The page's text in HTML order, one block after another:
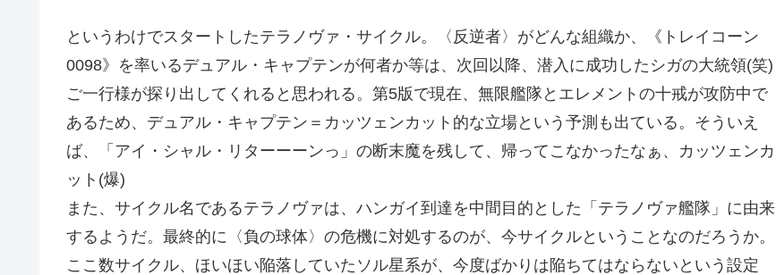
というわけでスタートしたテラノヴァ・サイクル。〈反逆者〉がどんな組織か、《トレイコーン
0098》を率いるデュアル・キャプテンが何者か等は、次回以降、潜入に成功したシガの大統領(笑)
ご一行様が探り出してくれると思われる。第5版で現在、無限艦隊とエレメントの十戒が攻防中で
あるため、デュアル・キャプテン＝カッツェンカット的な立場という予測も出ている。そういえ
ば、「アイ・シャル・リターーーンっ」の断末魔を残して、帰ってこなかったなぁ、カッツェンカ
ット(爆)
また、サイクル名であるテラノヴァは、ハンガイ到達を中間目的とした「テラノヴァ艦隊」に由来
するようだ。最終的に〈負の球体〉の危機に対処するのが、今サイクルということなのだろうか。
ここ数サイクル、ほいほい陥落していたソル星系が、今度ばかりは陥ちてはならないという設定